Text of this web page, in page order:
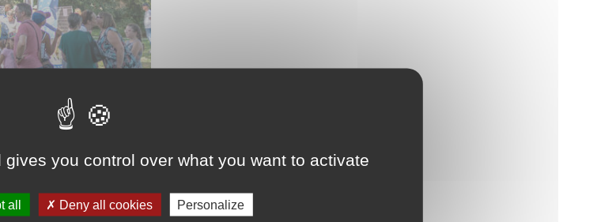
you control over what you want to activate
all Deny all cookies Personalize